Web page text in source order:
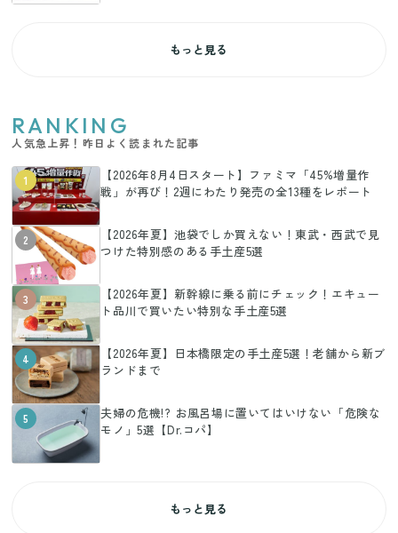
もっと見る
RANKING
人気急上昇！昨日よく読まれた記事
1
【2026年8月4日スタート】ファミマ「45%増量作
戦」が再び！2週にわたり発売の全13種をレポート
2
【2026年夏】池袋でしか買えない！東武・西武で見
つけた特別感のある手土産5選
3
【2026年夏】新幹線に乗る前にチェック！エキュー
ト品川で買いたい特別な手土産5選
4
【2026年夏】日本橋限定の手土産5選！老舗から新ブ
ランドまで
5
夫婦の危機!? お風呂場に置いてはいけない「危険な
モノ」5選【Dr.コパ】
もっと見る